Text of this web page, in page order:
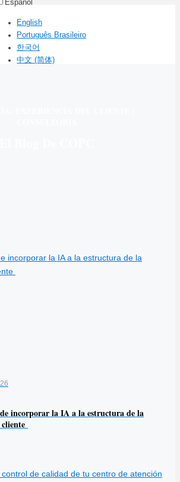
Español
English
Português Brasileiro
한국어
中文 (简体)
incorporar la IA a la estructura de la